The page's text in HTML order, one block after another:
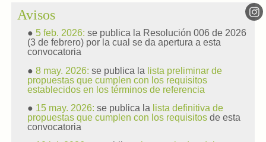
Avisos
● 5 feb. 2026: se publica la Resolución 006 de 2026
(3 de febrero) por la cual se da apertura a esta
convocatoria
● 8 may. 2026: se publica la lista preliminar de
propuestas que cumplen con los requisitos
establecidos en los términos de referencia
● 15 may. 2026: se publica la lista definitiva de
propuestas que cumplen con los requisitosde esta
convocatoria